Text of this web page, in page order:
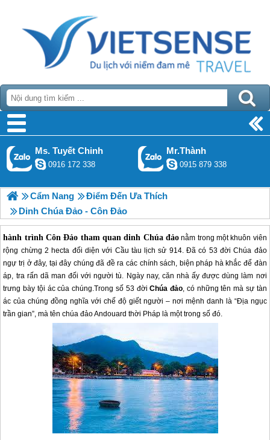
Ms. Tuyết Chinh
0916 172 338
Mr.Thành
0915 879 338
Cẩm Nang
Điểm Đến Ưa Thích
Dinh Chúa Đảo - Côn Đảo
hành trình Côn Đảo tham quan dinh Chúa đảonằm trong một khuôn viên
rộng chừng 2 hecta đối diện với Cầu tàu lịch sử 914. Đã có 53 đời Chúa đảo
ngự trị ở đây, tại đây chúng đã đề ra các chính sách, biện pháp hà khắc để đàn
áp, tra rấn dã man đối với người tù. Ngày nay, căn nhà ấy được dùng làm nơi
trưng bày tội ác của chúng.Trong số 53 đờiChúa đảo, có những tên mà sự tàn
ác của chúng đồng nghĩa với chế độ giết người – nơi mệnh danh là “Địa ngục
trần gian”, mà tên chúa đảo Andouard thời Pháp là một trong số đó.